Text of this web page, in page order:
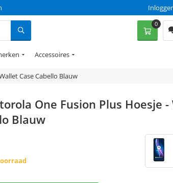
0
Accessoires
Case Cabello Blauw
One Fusion Plus Hoesje
Blauw